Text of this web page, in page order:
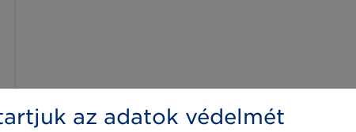
az adatok védelmét